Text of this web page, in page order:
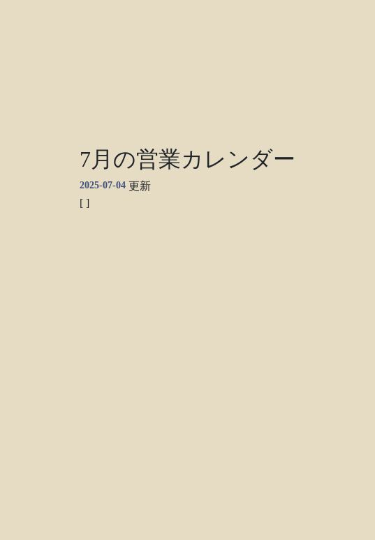
7月の営業カレンダー
2025-07-04 更新
[ ]